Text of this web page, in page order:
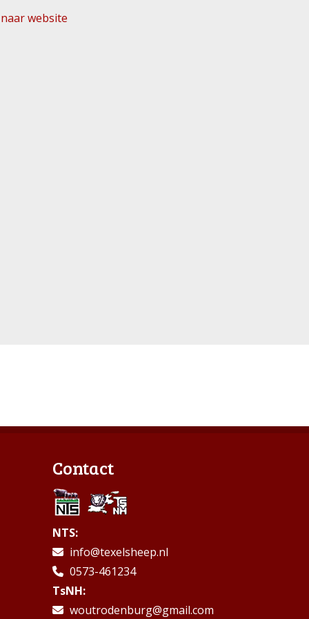
website
Contact
NTS:
info@texelsheep.nl
0573-461234
TsNH:
woutrodenburg@gmail.com